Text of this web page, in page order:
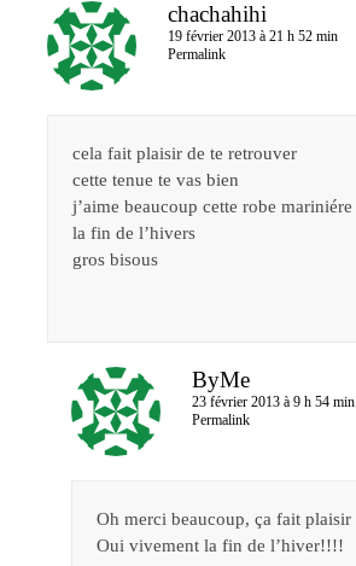
chachahihi
19 février 2013 à 21 h 52 min
Permalink
cela fait plaisir de te retrouver
cette tenue te vas bien
j’aime beaucoup cette robe
la fin de l’hivers
gros bisous
ByMe
23 février 2013 à 9 h 54 min
Permalink
Oh merci beaucoup, ça fait plaisir
Oui vivement la fin de l’hiver!!!!